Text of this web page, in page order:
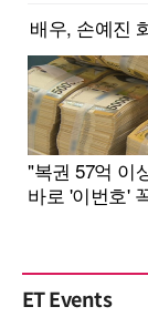
ET Events